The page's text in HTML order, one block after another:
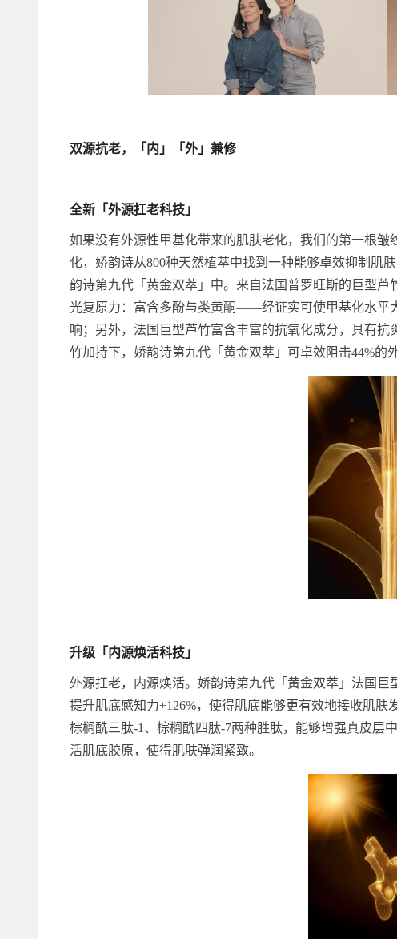
双源抗老，「内」「外」兼修
全新「外源扛老科技」
如果没有外源性甲基化带来的肌肤老化，我们的第一根
化，娇韵诗从800种天然植萃中找到一种能够卓效抑制
韵诗第九代「黄金双萃」中。来自法国普罗旺斯的巨型
光复原力：富含多酚与类黄酮——经证实可使甲基化水平
响；另外，法国巨型芦竹富含丰富的抗氧化成分，具有
竹加持下，娇韵诗第九代「黄金双萃」可卓效阻击44%的
升级「内源焕活科技」
外源扛老，内源焕活。娇韵诗第九代「黄金双萃」法国巨
提升肌底感知力+126%，使得肌底能够更有效地接收肌
棕榈酰三肽-1、棕榈酰四肽-7两种胜肽，能够增强真皮层
活肌底胶原，使得肌肤弹润紧致。